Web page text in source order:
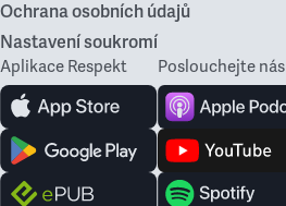
Ochrana osobních údajů
Nastavení soukromí
Aplikace Respekt Poslouchejte nás